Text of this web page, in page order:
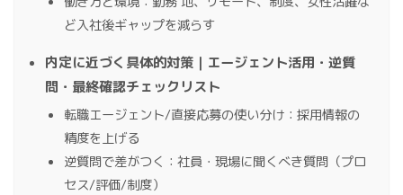
ど入社後ギャップを減らす
内定に近づく具体的対策｜エージェント活用・逆質
問・最終確認チェックリスト
転職エージェント/直接応募の使い分け：採用情報の
精度を上げる
逆質問で差がつく：社員・現場に聞くべき質問（プロ
セス/評価/制度）